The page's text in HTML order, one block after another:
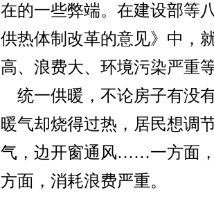
在的一些弊端。在建设部等
供热体制改革的意见》中，
高、浪费大、环境污染严重
统一供暖，不论房子有没
暖气却烧得过热，居民想调
气，边开窗通风……一方面
方面，消耗浪费严重。